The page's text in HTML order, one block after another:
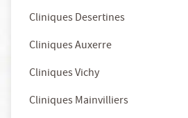
Cliniques Desertines
Cliniques Auxerre
Cliniques Vichy
Cliniques Mainvilliers